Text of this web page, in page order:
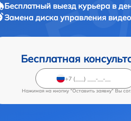
Бесплатный выезд курьера в
Замена диска управления
Бесплатная
Нажимая на кнопку "Оставить заявку" Вы